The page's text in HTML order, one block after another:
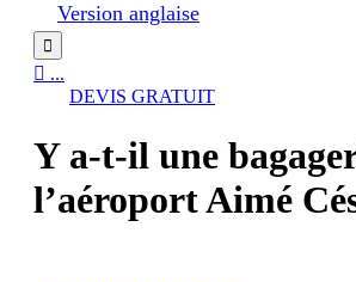
Version anglaise

 ...
DEVIS GRATUIT
Y a-t-il une
l’aéroport Aimé